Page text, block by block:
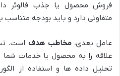
فروش محصول یا جذب فالوئر
متفاوتی دارد و باید بودجه
عامل بعدی،مخاطب هدف است.
علاقه را به محصول یا خدمات شما
تحلیل داده ها و استفاده از